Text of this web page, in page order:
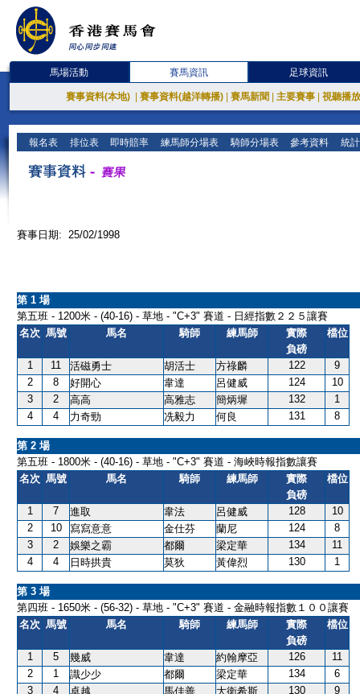
馬場活動 賽馬資訊 足球資訊
賽事資料(本地) 賽事資料(越洋轉播) 賽馬新聞 主要賽事 視聽播
報名表 排位表 即時賠率 練馬師分場表 騎師分場表 參考資料 統
賽事日期: 25/02/1998
第 1 場
第五班 - 1200米 - (40-16) - 草地 - "C+3" 賽道 - 日經指數２２５讓賽
名次 馬號 馬名 騎師 練馬師
實際
負磅
檔位
1 11 活磁勇士 胡活士 方祿麟 122
9
2
8 好開心 韋達 呂健威 124
10
3
2 高高 高雅志 簡炳墀 132
1
4
4 力奇勁 冼毅力 何良 131 8
第 2 場
第五班 - 1800米 - (40-16) - 草地 - "C+3" 賽道 - 海峽時報指數讓賽
名次 馬號 馬名 騎師 練馬師
實際
負磅
檔位
1 7 進取 韋法 呂健威 128
10
2
10 寫寫意意 金仕芬 蘭尼 124
8
3
2 娛樂之霸 都爾 梁定華 134
11
4
4 日時拱貴 莫狄 黃偉烈 130 1
第 3 場
第四班 - 1650米 - (56-32) - 草地 - "C+3" 賽道 - 金融時報指數１００讓賽
名次 馬號 馬名 騎師 練馬師
實際
負磅
檔位
1 5 幾威 韋達 約翰摩亞 126
11
2
1 識少少 都爾 梁定華 134
6
3
4 卓越 馬佳善 大衛希斯 130
9